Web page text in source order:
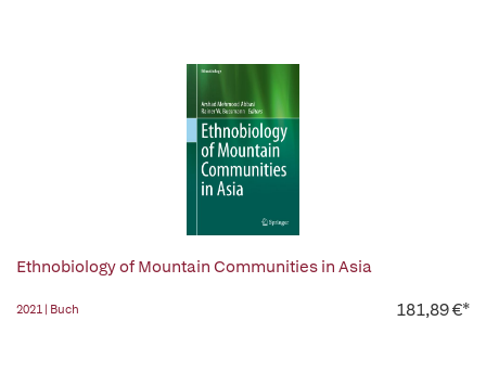
Ethnobiology of Mountain Communities in Asia
2021 | Buch 181,89 €*